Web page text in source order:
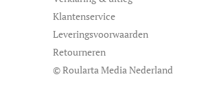
Klantenservice
Leveringsvoorwaarden
Retourneren
© Roularta Media Nederland